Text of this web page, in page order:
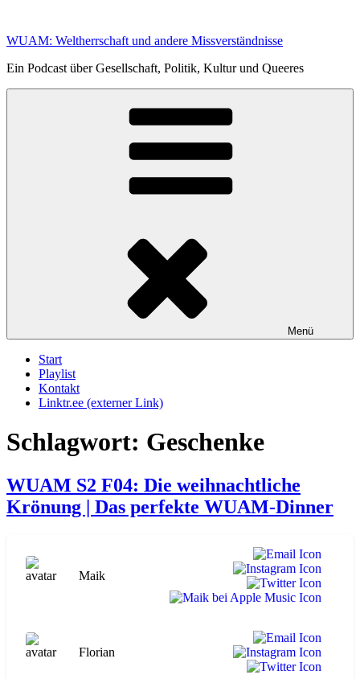
springen
WUAM: Weltherrschaft und andere Missverständnisse
Ein Podcast über Gesellschaft, Politik, Kultur und Queeres
Menü
Start
Playlist
Kontakt
Linktr.ee (externer Link)
Schlagwort: Geschenke
WUAM S2 F04: Die weihnachtliche
Krönung | Das perfekte WUAM-Dinner
Maik
Florian